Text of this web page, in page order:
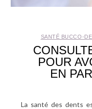
SEXUALITÉ
CONTACT
SANTÉ BUCCO-
POUR
EN
La santé des dents